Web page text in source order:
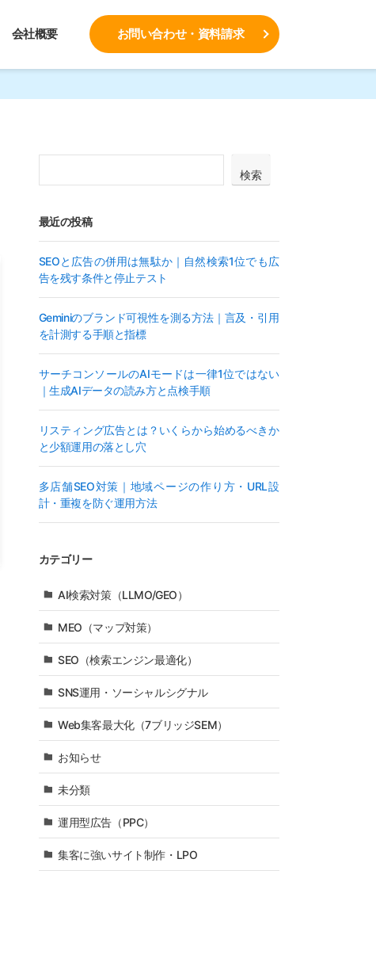
会社概要 お問い合わせ・資料請求
検索
最近の投稿
SEOと広告の併用は無駄か｜自然検索1位でも広
告を残す条件と停止テスト
Geminiのブランド可視性を測る方法｜言及・引用
を計測する手順と指標
サーチコンソールのAIモードは一律1位ではない
｜生成AIデータの読み方と点検手順
リスティング広告とは？いくらから始めるべきか
と少額運用の落とし穴
多店舗SEO対策｜地域ページの作り方・URL設
計・重複を防ぐ運用方法
カテゴリー
AI検索対策（LLMO/GEO）
MEO（マップ対策）
SEO（検索エンジン最適化）
SNS運用・ソーシャルシグナル
Web集客最大化（7ブリッジSEM）
お知らせ
未分類
運用型広告（PPC）
集客に強いサイト制作・LPO